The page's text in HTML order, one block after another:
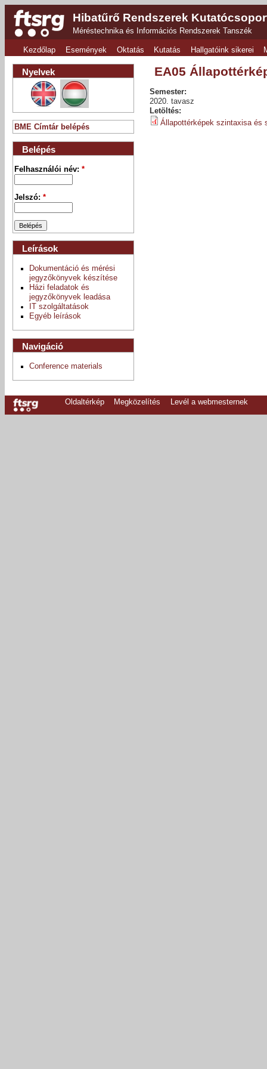
Hibatűrő Rendszerek
Méréstechnika és Információs Rendszerek Tanszék
Kezdőlap Események Oktatás Kutatás Hallgatóink sikerei
EA05
Semester:
2020. tavasz
Letöltés:
Állapottérképek szintaxisa és
Nyelvek
BME Címtár belépés
Belépés
Felhasználói név:*
Jelszó:*
Leírások
Dokumentáció és mérési
jegyzőkönyvek készítése
Házi feladatok és
jegyzőkönyvek leadása
IT szolgáltatások
Egyéb leírások
Navigáció
Conference materials
Oldaltérkép Megközelítés Levél a webmesternek